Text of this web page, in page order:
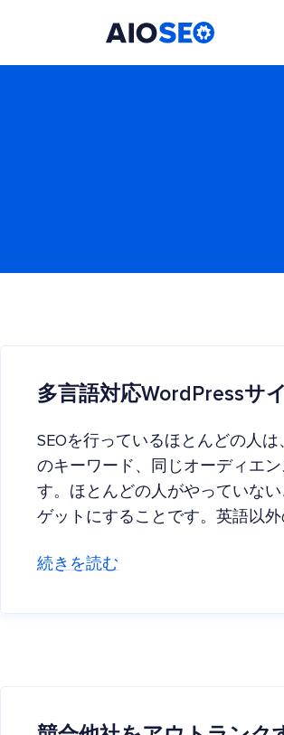
多言語対応WordPressサ
SEOを行っているほとんどの人
のキーワード、同じオーディエ
す。ほとんどの人がやっていな
ゲットにすることです。英語以
続きを読む